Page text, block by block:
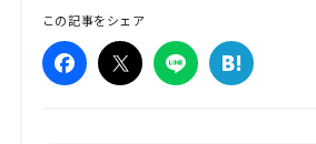
この記事をシェア